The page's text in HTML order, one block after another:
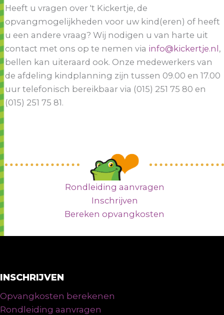
Heeft u vragen over 't Kickertje, de
opvangmogelijkheden voor uw kind(eren) of heeft
u een andere vraag? Wij nodigen u van harte uit
contact met ons op te nemen via info@kickertje.nl ,
bellen kan uiteraard ook. Onze medewerkers van
de afdeling kindplanning zijn tussen 09.00 en 17.00
uur telefonisch bereikbaar via (015) 251 75 80 en
(015) 251 75 81.
Rondleiding aanvragen
Inschrijven
Bereken opvangkosten
INSCHRIJVEN
Opvangkosten berekenen
Rondleiding aanvragen